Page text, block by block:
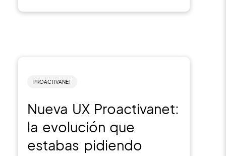
PROACTIVANET
Nueva UX Proactivanet:
la evolución que
estabas pidiendo